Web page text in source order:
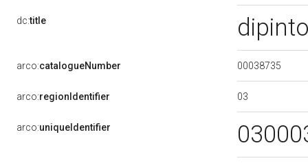
dc:title
arco:catalogueNumber 00038735
arco:regionIdentifier 03
arco:uniqueIdentifier